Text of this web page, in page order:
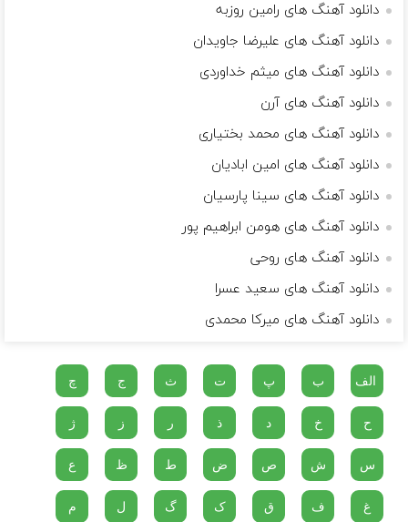
دانلود آهنگ های رامین روزبه
دانلود آهنگ های علیرضا جاویدان
دانلود آهنگ های میثم خداوردی
دانلود آهنگ های آرن
دانلود آهنگ های محمد بختیاری
دانلود آهنگ های امین ابادیان
دانلود آهنگ های سینا پارسیان
دانلود آهنگ های هومن ابراهیم پور
دانلود آهنگ های روحی
دانلود آهنگ های سعید عسرا
دانلود آهنگ های میرکا محمدی
الف ب پ ت ث ج چ
ح خ د ذ ر ز ژ
س ش ص ض ط ظ ع
غ ف ق ک گ ل م